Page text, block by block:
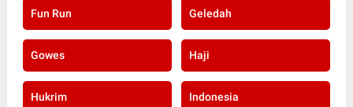
Fun Run Geledah
Gowes Haji
Hukrim Indonesia